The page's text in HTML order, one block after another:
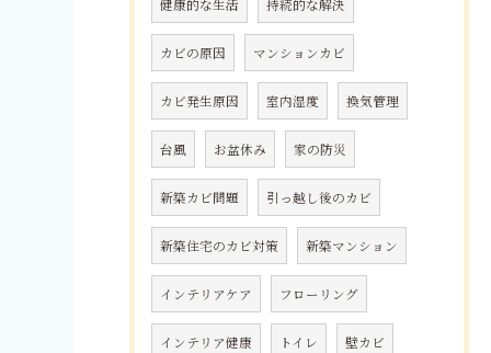
健康的な生活 持続的な解決
カビの原因 マンションカビ
カビ発生原因 室内湿度 換気管理
台風 お盆休み 家の防災
新築カビ問題 引っ越し後のカビ
新築住宅のカビ対策 新築マンション
インテリアケア フローリング
インテリア健康 トイレ 壁カビ